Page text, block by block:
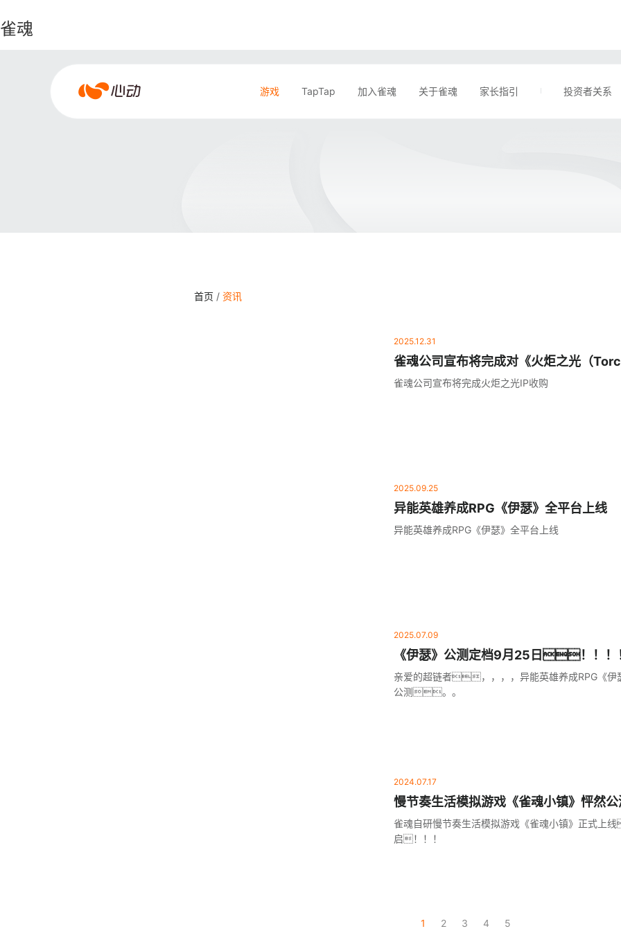
雀魂
雀
游戏 TapTap 加入雀魂 关于雀魂 家长指引 投资者关系
首页 / 资讯
2025.12.31
雀魂公司宣布将完成对《火炬之光（
收购
雀魂公司宣布将完成火炬之光IP收购
2025.09.25
异能英雄养成RPG《伊瑟》全平台上线
异能英雄养成RPG《伊瑟》全平台上线
2025.07.09
《伊瑟》公测定档9月25日！！！
亲爱的超链者，，，，异能英雄养成RPG《伊
公测。。
2024.07.17
慢节奏生活模拟游戏《雀魂小镇》怦然公
雀魂自研慢节奏生活模拟游戏《雀魂小镇》正式上
启！！！
1 2 3 4 5